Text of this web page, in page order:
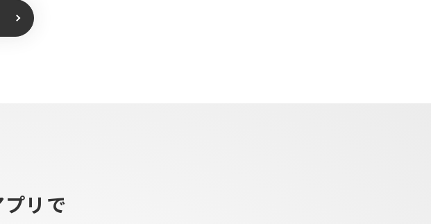
リで